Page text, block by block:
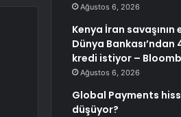
Ağustos 6, 2026
Kenya İran
Dünya
kredi istiyor –
Ağustos 6, 2026
Global Payments
düşüyor?